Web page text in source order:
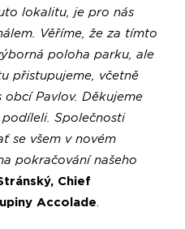
lokalitu, je pro nás
Věříme, že za tímto
poloha parku, ale
přistupujeme, včetně
Pavlov. Děkujeme
podíleli. Společnosti
se všem v novém
pokračování našeho
Chief
Accolade.